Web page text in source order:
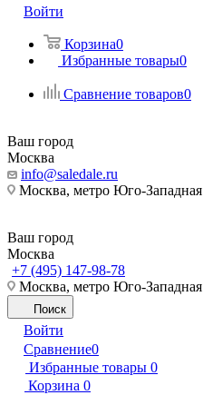
Войти
Корзина0
Избранные товары0
Сравнение товаров0
Ваш город
Москва
info@saledale.ru
Москва, метро Юго-Западная
Ваш город
Москва
+7 (495) 147-98-78
Москва, метро Юго-Западная
Поиск
Войти
Сравнение0
Избранные товары 0
Корзина 0